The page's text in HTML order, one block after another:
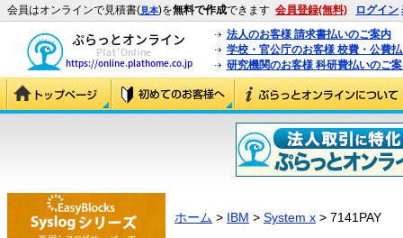
会員はオンラインで見積書(見本)を無料で作成できます 会員登録(無料) ログイン
法人のお客様 請求書払いのご案内
学校・官公庁のお客様 校費・公費
研究機関のお客様 科研費払いのご
ホーム > IBM > System x > 7141PAY